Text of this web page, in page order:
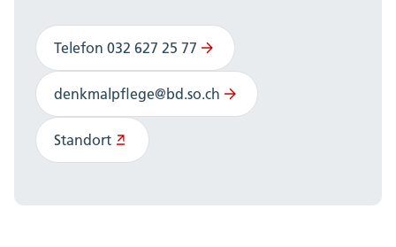
Telefon 032 627 25 77
denkmalpflege@bd.so.ch
Standort